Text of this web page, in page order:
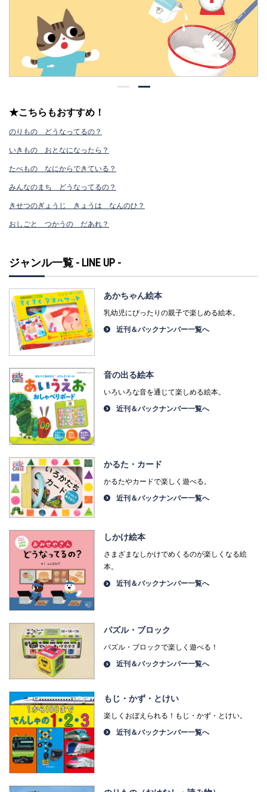
★こちらもおすすめ！
のりもの どうなってるの？
いきもの おとなになったら？
たべもの なにからできている？
みんなのまち どうなってるの？
きせつのぎょうじ きょうは なんのひ？
おしごと つかうの だあれ？
ジャンル一覧 - LINE UP -
あかちゃん絵本
乳幼児にぴったりの親子で楽しめる絵本。
近刊＆バックナンバー一覧へ
音の出る絵本
いろいろな音を通じて楽しめる絵本。
近刊＆バックナンバー一覧へ
かるた・カード
かるたやカードで楽しく遊べる。
近刊＆バックナンバー一覧へ
しかけ絵本
さまざまなしかけでめくるのが楽しくなる絵
本。
近刊＆バックナンバー一覧へ
パズル・ブロック
パズル・ブロックで楽しく遊べる！
近刊＆バックナンバー一覧へ
もじ・かず・とけい
楽しくおぼえられる！もじ・かず・とけい。
近刊＆バックナンバー一覧へ